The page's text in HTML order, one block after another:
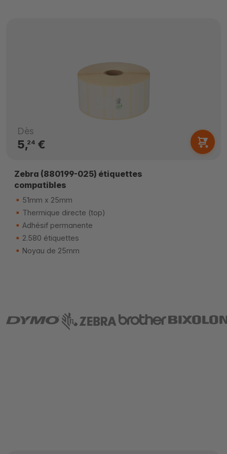
Dès
5,24€
Zebra (880199-025) étiquettes
compatibles
51mm x 25mm
Thermique directe (top)
Adhésif permanente
2.580 étiquettes
Noyau de 25mm